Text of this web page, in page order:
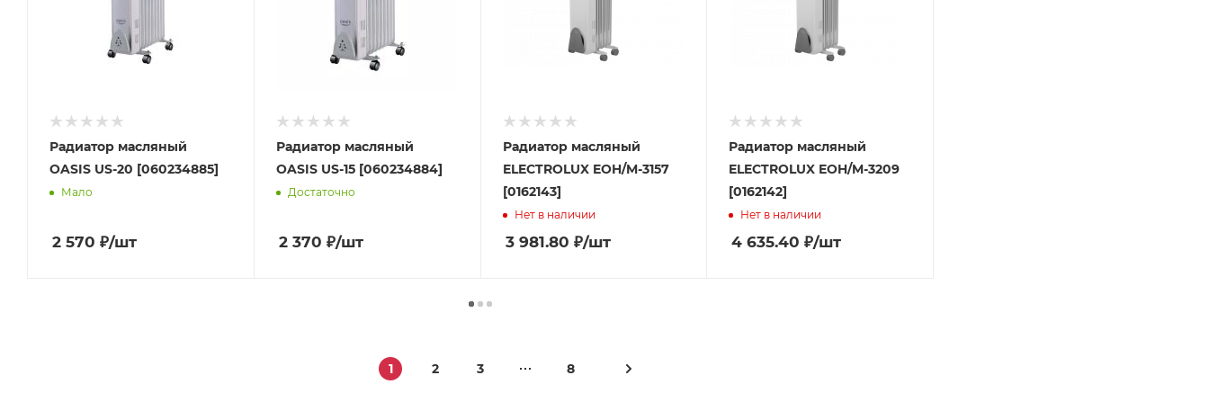
Радиатор масляный
OASIS US-20 [060234885]
Мало
2 570 ₽/шт
Радиатор масляный
OASIS US-15 [060234884]
Достаточно
2 370 ₽/шт
Радиатор масляный
ELECTROLUX EOH/M-3157
[0162143]
Нет в наличии
3 981.80 ₽/шт
Радиатор масляный
ELECTROLUX EOH/M-3209
[0162142]
Нет в наличии
4 635.40 ₽/шт
1 2 3 8